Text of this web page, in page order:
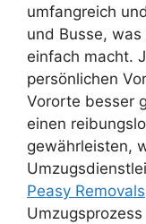
umfangreich
und Busse,
einfach macht.
persönlichen
Vororte besser
einen
gewährleisten,
Peasy Removals